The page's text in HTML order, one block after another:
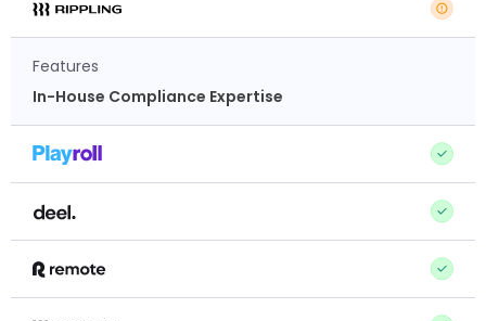
Features
In-House Compliance Expertise